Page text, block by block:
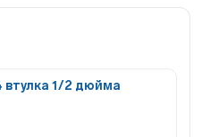
втулка 1/2 дюйма